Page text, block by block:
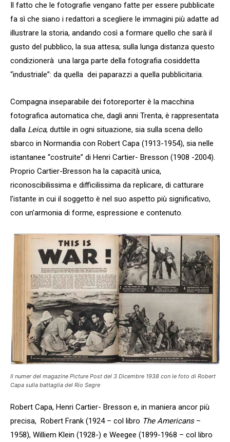
Il fatto che le fotografie vengano fatte per essere pubblicate
fa sì che siano i redattori a scegliere le immagini più adatte ad
illustrare la storia, andando così a formare quello che sarà il
gusto del pubblico, la sua attesa; sulla lunga distanza questo
condizionerà una larga parte della fotografia cosiddetta
“industriale”: da quella dei paparazzi a quella pubblicitaria.
Compagna inseparabile dei fotoreporter è la macchina
fotografica automatica che, dagli anni Trenta, è rappresentata
dalla Leica, duttile in ogni situazione, sia sulla scena dello
sbarco in Normandia con Robert Capa (1913-1954), sia nelle
istantanee “costruite” di Henri Cartier- Bresson (1908 -2004).
Proprio Cartier-Bresson ha la capacità unica,
riconoscibilissima e difficilissima da replicare, di catturare
l’istante in cui il soggetto è nel suo aspetto più significativo,
con un’armonia di forme, espressione e contenuto.
Il numer del magazine Picture Post del 3 Dicembre 1938 con le foto di Robert
Capa sulla battaglia del Rio Segre
Robert Capa, Henri Cartier- Bresson e, in maniera ancor più
precisa, Robert Frank (1924 – col libro The Americans –
1958), Williem Klein (1928-) e Weegee (1899-1968 – col libro